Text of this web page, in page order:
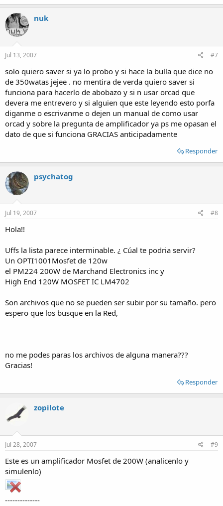
nuk
Jul 13, 2007 #7
solo quiero saver si ya lo probo y si hace la bulla que dice no
de 350watas jejee . no mentira de verda quiero saver si
funciona para hacerlo de abobazo y si n usar orcad que
devera me entrevero y si alguien que este leyendo esto porfa
diganme o escrivanme o dejen un manual de como usar
orcad y sobre la pregunta de amplificador ya ps me opasan el
dato de que si funciona GRACIAS anticipadamente
Responder
psychatog
Jul 19, 2007 #8
Hola!!
Uffs la lista parece interminable. ¿ Cúal te podria servir?
Un OPTI1001Mosfet de 120w
el PM224 200W de Marchand Electronics inc y
High End 120W MOSFET IC LM4702
Son archivos que no se pueden ser subir por su tamaño. pero
espero que los busque en la Red,
no me podes paras los archivos de alguna manera???
Gracias!
Responder
zopilote
Jul 28, 2007 #9
Este es un amplificador Mosfet de 200W (analicenlo y
simulenlo)
--------------